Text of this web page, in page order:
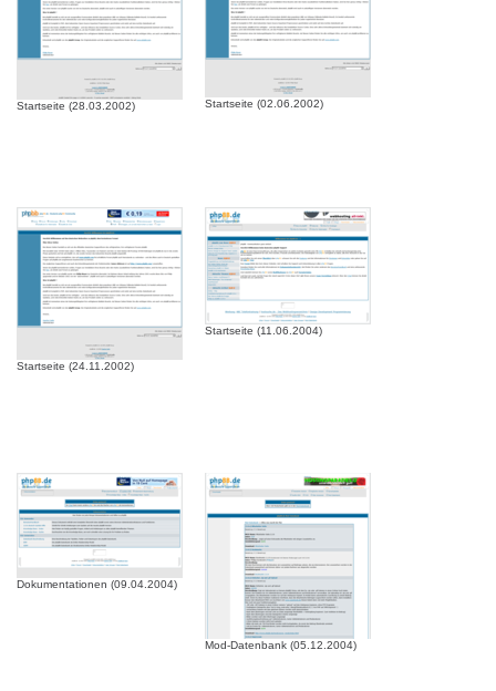
Startseite (28.03.2002) Startseite (02.06.2002)
Startseite (24.11.2002)
Startseite (11.06.2004)
Dokumentationen (09.04.2004)
Mod-Datenbank (05.12.2004)